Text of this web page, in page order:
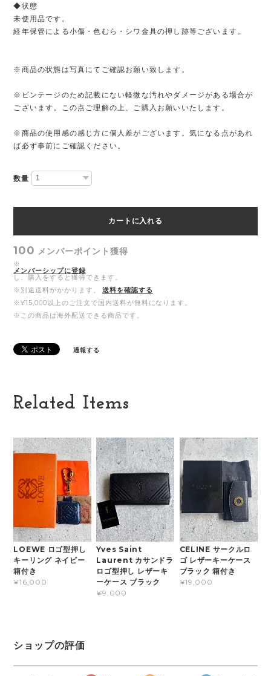
◆状態
未使用品です。
経年保管による小傷・色むら・シワ金具の押し跡等ございます。
※商品の状態は写真にてご確認お願い致します。
※ビンテージのため記載にない軽微な汚れやダメージがある場合が
ございます。この点ご理解の上、ご購入お願いいたします。
※商品の使用感の感じ方に個人差がございます。気になる点があれ
ば必ず事前にご確認ください。
数量
カートに入れる
100 メンバーポイント 獲得
※
メンバーシップに登録
し、購入をすると獲得できます。
※別途送料がかかります。
送料を確認する
※¥15,000以上のご注文で国内送料が無料になります。
※この商品は海外配送できる商品です。
通報する
Related Items
LOEWE ロゴ型押し
キーリング ネイビー
箱付き
¥16,000
Yves Saint
Laurent カサンドラ
ロゴ型押し レザーキ
ーケース ブラック
¥9,000
CELINE サークルロ
ゴ レザーキーケース
ブラック 箱付き
¥19,000
ショップの評価